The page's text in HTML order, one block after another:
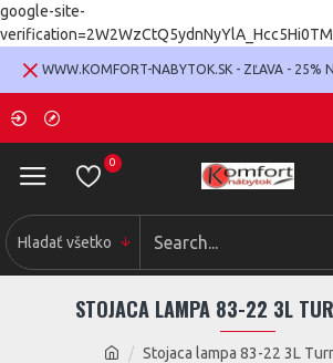
google-site-
WWW.KOMFORT-NABYTOK.SK - ZĽAVA - 25%
0
Hladať všetko
Stojaca lampa 83-22 3L
STOJACA LAMPA 83-22 3L